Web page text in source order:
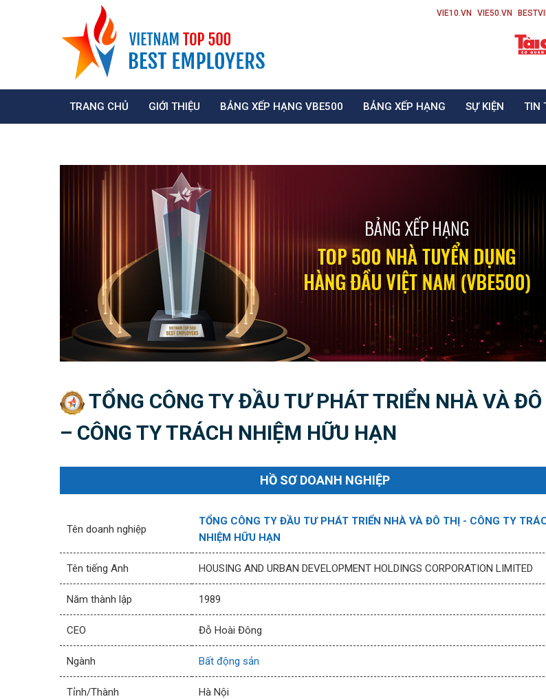
VIE10.VN VIE50.VN
TRANG CHỦ GIỚI THIỆU BẢNG XẾP HẠNG VBE500 BẢNG XẾP HẠNG SỰ KIỆN TIN
TỔNG CÔNG TY ĐẦU TƯ PHÁT TRIỂN NHÀ VÀ
– CÔNG TY TRÁCH NHIỆM HỮU HẠN
HỒ SƠ DOANH NGHIỆP
Tên doanh nghiệp
TỔNG CÔNG TY ĐẦU TƯ PHÁT TRIỂN NHÀ VÀ ĐÔ THỊ - CÔNG TY
NHIỆM HỮU HẠN
Tên tiếng Anh HOUSING AND URBAN DEVELOPMENT HOLDINGS CORPORATION LIMITED
Năm thành lập 1989
CEO Đỗ Hoài Đông
Ngành Bất động sản
Tỉnh/Thành Hà Nội